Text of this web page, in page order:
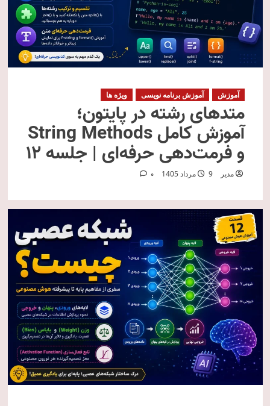
آموزش آموزش برنامه نویسی ویژه ها
متدهای رشته در پایتون؛
آموزش کامل String Methods
و فرمت‌دهی حرفه‌ای | جلسه ۱۲
مدیر 9 مرداد 1405 0